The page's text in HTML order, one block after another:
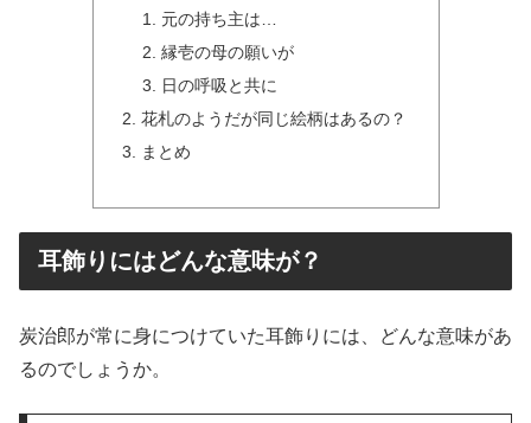
元の持ち主は…
縁壱の母の願いが
日の呼吸と共に
花札のようだが同じ絵柄はあるの？
まとめ
耳飾りにはどんな意味が？
炭治郎が常に身につけていた耳飾りには、どんな意味があ
るのでしょうか。